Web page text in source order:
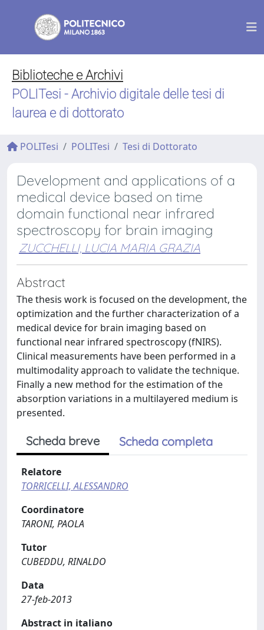
Biblioteche e Archivi
POLITesi - Archivio digitale delle tesi di
laurea e di dottorato
POLITesi POLITesi Tesi di Dottorato
Development and applications of a
medical device based on time
domain functional near infrared
spectroscopy for brain imaging
ZUCCHELLI, LUCIA MARIA GRAZIA
Abstract
The thesis work is focused on the development, the
optimization and the further characterization of a
medical device for brain imaging based on
functional near infrared spectroscopy (fNIRS).
Clinical measurements have been performed in a
multimodality approach to validate the technique.
Finally a new method for the estimation of the
absorption variations in a multilayered medium is
presented.
Scheda breve Scheda completa
Relatore
TORRICELLI, ALESSANDRO
Coordinatore
TARONI, PAOLA
Tutor
CUBEDDU, RINALDO
Data
27-feb-2013
Abstract in italiano